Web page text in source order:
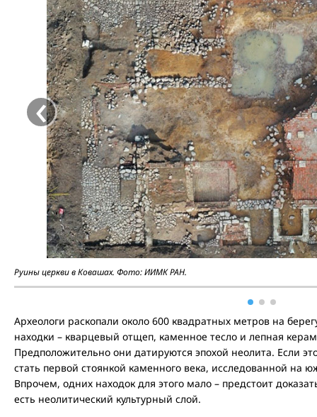
Руины церкви в Ковашах. Фото: ИИМК РАН.
‹
Археологи раскопали около 600 квадратных метров на
находки – кварцевый отщеп, каменное тесло и лепная
Предположительно они датируются эпохой неолита. Если
стать первой стоянкой каменного века, исследованной на
Впрочем, одних находок для этого мало – предстоит
есть неолитический культурный слой.